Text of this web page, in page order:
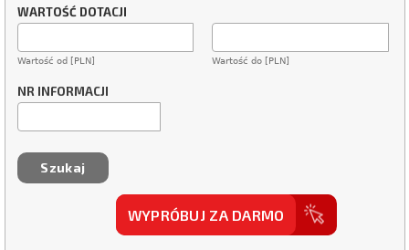
WARTOŚĆ DOTACJI
Wartość od [PLN] Wartość do [PLN]
NR INFORMACJI
WYPRÓBUJ ZA DARMO